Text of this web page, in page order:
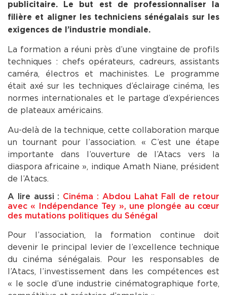
publicitaire. Le but est de professionnaliser la
filière et aligner les techniciens sénégalais sur les
exigences de l’industrie mondiale.
La formation a réuni près d’une vingtaine de profils
techniques : chefs opérateurs, cadreurs, assistants
caméra, électros et machinistes. Le programme
était axé sur les techniques d’éclairage cinéma, les
normes internationales et le partage d’expériences
de plateaux américains.
Au-delà de la technique, cette collaboration marque
un tournant pour l’association. « C’est une étape
importante dans l’ouverture de l’Atacs vers la
diaspora africaine », indique Amath Niane, président
de l’Atacs.
A lire aussi : Cinéma : Abdou Lahat Fall de retour
avec « Indépendance Tey », une plongée au cœur
des mutations politiques du Sénégal
Pour l’association, la formation continue doit
devenir le principal levier de l’excellence technique
du cinéma sénégalais. Pour les responsables de
l’Atacs, l’investissement dans les compétences est
« le socle d’une industrie cinématographique forte,